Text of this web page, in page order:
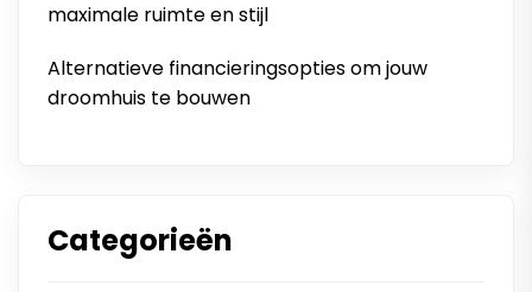
maximale ruimte en stijl
Alternatieve financieringsopties om jouw
droomhuis te bouwen
Categorieën